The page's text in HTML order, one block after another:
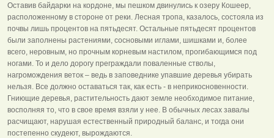
Оставив байдарки на кордоне, мы пешком двинулись к озеру Кошеер,
расположенному в стороне от реки. Лесная тропа, казалось, состояла из
почвы лишь процентов на пятьдесят. Остальные пятьдесят процентов
были заполнены растениями, сосновыми иглами, шишками и, более
всего, неровным, но прочным корневым настилом, прогибающимся под
ногами. То и дело дорогу преграждали поваленные стволы,
нагромождения веток – ведь в заповеднике упавшие деревья убирать
нельзя. Все должно оставаться так, как есть - в неприкосновенности.
Гниющие деревья, растительность дают земле необходимое питание,
восполняя то, что в свое время взяли у нее. В обычных лесах завалы
расчищают, нарушая естественный природный баланс, и тогда они
постепенно скудеют, вырождаются.